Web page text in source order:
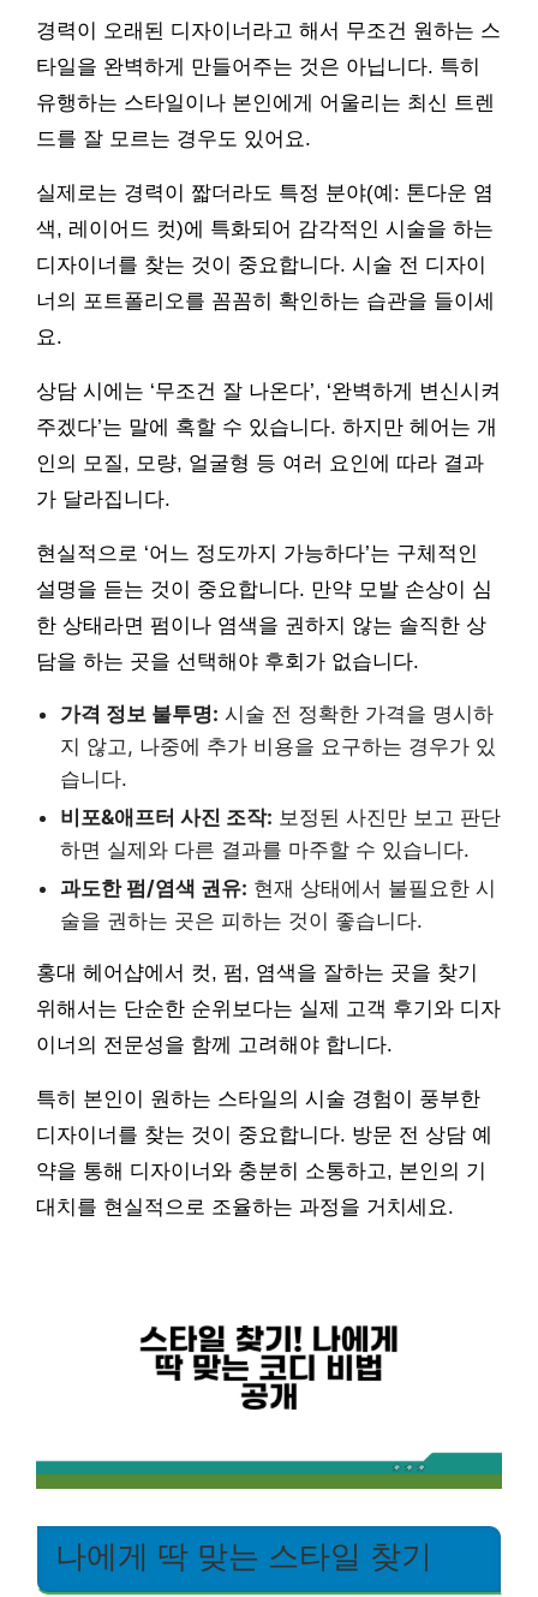
경력이 오래된 디자이너라고 해서 무조건 원하는 스
타일을 완벽하게 만들어주는 것은 아닙니다. 특히
유행하는 스타일이나 본인에게 어울리는 최신 트렌
드를 잘 모르는 경우도 있어요.
실제로는 경력이 짧더라도 특정 분야(예: 톤다운 염
색, 레이어드 컷)에 특화되어 감각적인 시술을 하는
디자이너를 찾는 것이 중요합니다. 시술 전 디자이
너의 포트폴리오를 꼼꼼히 확인하는 습관을 들이세
요.
상담 시에는 ‘무조건 잘 나온다’, ‘완벽하게 변신시켜
주겠다’는 말에 혹할 수 있습니다. 하지만 헤어는 개
인의 모질, 모량, 얼굴형 등 여러 요인에 따라 결과
가 달라집니다.
현실적으로 ‘어느 정도까지 가능하다’는 구체적인
설명을 듣는 것이 중요합니다. 만약 모발 손상이 심
한 상태라면 펌이나 염색을 권하지 않는 솔직한 상
담을 하는 곳을 선택해야 후회가 없습니다.
가격 정보 불투명: 시술 전 정확한 가격을 명시하
지 않고, 나중에 추가 비용을 요구하는 경우가 있
습니다.
비포&애프터 사진 조작: 보정된 사진만 보고 판단
하면 실제와 다른 결과를 마주할 수 있습니다.
과도한 펌/염색 권유: 현재 상태에서 불필요한 시
술을 권하는 곳은 피하는 것이 좋습니다.
홍대 헤어샵에서 컷, 펌, 염색을 잘하는 곳을 찾기
위해서는 단순한 순위보다는 실제 고객 후기와 디자
이너의 전문성을 함께 고려해야 합니다.
특히 본인이 원하는 스타일의 시술 경험이 풍부한
디자이너를 찾는 것이 중요합니다. 방문 전 상담 예
약을 통해 디자이너와 충분히 소통하고, 본인의 기
대치를 현실적으로 조율하는 과정을 거치세요.
나에게 딱 맞는 스타일 찾기